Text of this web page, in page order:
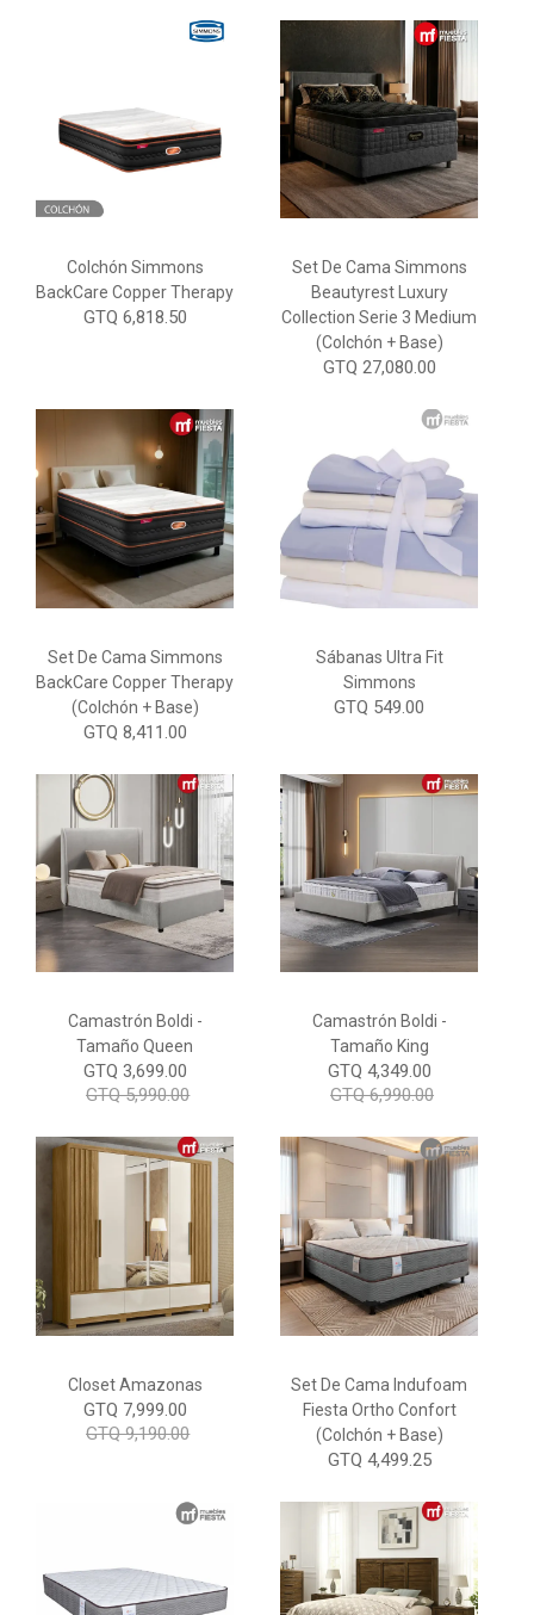
Colchón Simmons
BackCare Copper Therapy
GTQ 6,818.50
Set De Cama Simmons
Beautyrest Luxury
Collection Serie 3 Medium
(Colchón + Base)
GTQ 27,080.00
Set De Cama Simmons
BackCare Copper Therapy
(Colchón + Base)
GTQ 8,411.00
Sábanas Ultra Fit
Simmons
GTQ 549.00
Camastrón Boldi -
Tamaño Queen
GTQ 3,699.00
GTQ 5,990.00
Camastrón Boldi -
Tamaño King
GTQ 4,349.00
GTQ 6,990.00
Closet Amazonas
GTQ 7,999.00
GTQ 9,190.00
Set De Cama Indufoam
Fiesta Ortho Confort
(Colchón + Base)
GTQ 4,499.25